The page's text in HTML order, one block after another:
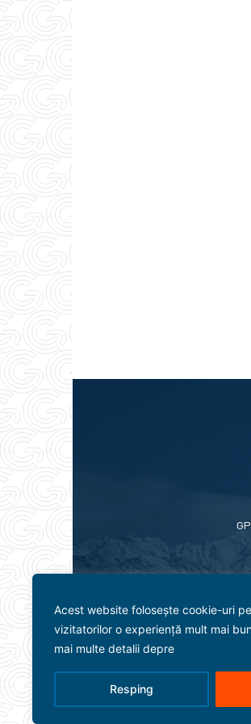
Acest website folosește cookie-uri
vizitatorilor o experiență mult mai
mai multe detalii depre
Resping